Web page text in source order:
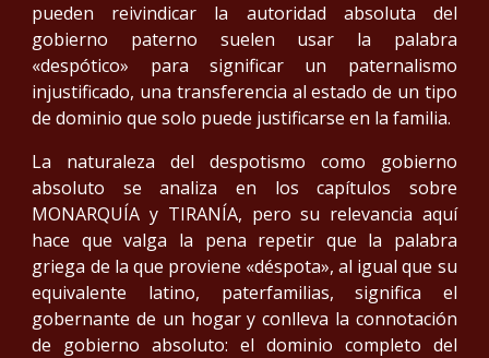
pueden reivindicar la autoridad absoluta del
gobierno paterno suelen usar la palabra
«despótico» para significar un paternalismo
injustificado, una transferencia al estado de un tipo
de dominio que solo puede justificarse en la familia.
La naturaleza del despotismo como gobierno
absoluto se analiza en los capítulos sobre
MONARQUÍA y TIRANÍA, pero su relevancia aquí
hace que valga la pena repetir que la palabra
griega de la que proviene «déspota», al igual que su
equivalente latino, paterfamilias, significa el
gobernante de un hogar y conlleva la connotación
de gobierno absoluto: el dominio completo del